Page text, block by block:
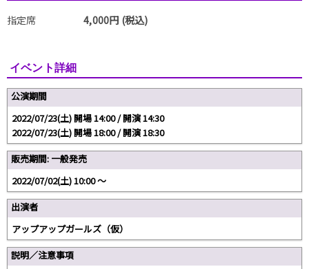
指定席 4,000円 (税込)
イベント詳細
公演期間
2022/07/23(土) 開場 14:00 / 開演 14:30
2022/07/23(土) 開場 18:00 / 開演 18:30
販売期間: 一般発売
2022/07/02(土) 10:00 〜
出演者
アップアップガールズ（仮）
説明／注意事項